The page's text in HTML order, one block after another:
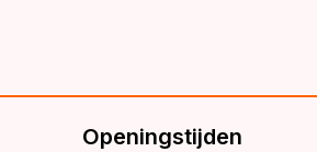
Openingstijden